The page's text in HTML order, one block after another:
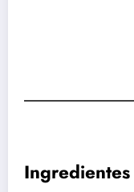
Ingredientes